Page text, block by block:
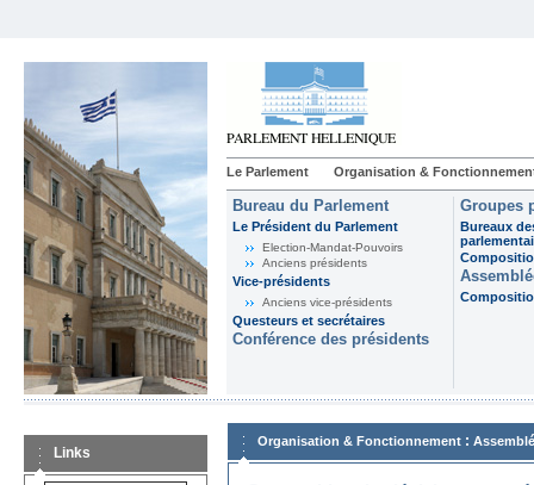
Le Parlement Organisation &
Bureau du Parlement
Le Président du Parlement
Election-Mandat-Pouvoirs
Anciens présidents
Vice-présidents
Anciens vice-présidents
Questeurs et secrétaires
Conférence des présidents
Groupes
Bureaux
Links
Organisation & Fonctionnement :